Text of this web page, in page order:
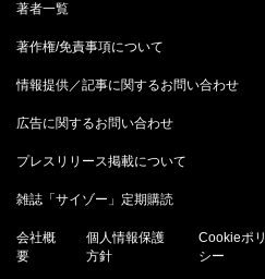
著者一覧
著作権/免責事項について
情報提供／記事に関するお問い合わせ
広告に関するお問い合わせ
プレスリリース掲載について
雑誌「サイゾー」定期購読
会社概
要
個人情報保護
方針
Cookieポリ
シー